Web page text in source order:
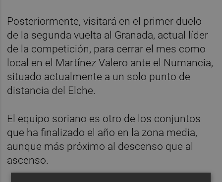
Posteriormente, visitará en el primer duelo
de la segunda vuelta al Granada, actual líder
de la competición, para cerrar el mes como
local en el Martínez Valero ante el Numancia,
situado actualmente a un solo punto de
distancia del Elche.
El equipo soriano es otro de los conjuntos
que ha finalizado el año en la zona media,
aunque más próximo al descenso que al
ascenso.